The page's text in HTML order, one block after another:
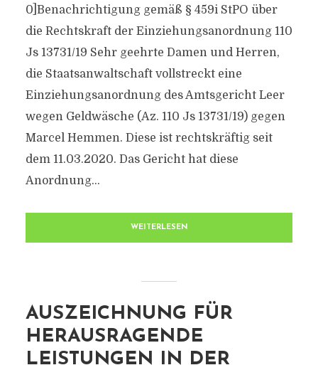
0]Benachrichtigung gemäß § 459i StPO über
die Rechtskraft der Einziehungsanordnung 110
Js 13731/​19 Sehr geehrte Damen und Herren,
die Staatsanwaltschaft vollstreckt eine
Einziehungsanordnung des Amtsgericht Leer
wegen Geldwäsche (Az. 110 Js 13731/​19) gegen
Marcel Hemmen. Diese ist rechtskräftig seit
dem 11.03.2020. Das Gericht hat diese
Anordnung...
WEITERLESEN
AUSZEICHNUNG FÜR
HERAUSRAGENDE
LEISTUNGEN IN DER